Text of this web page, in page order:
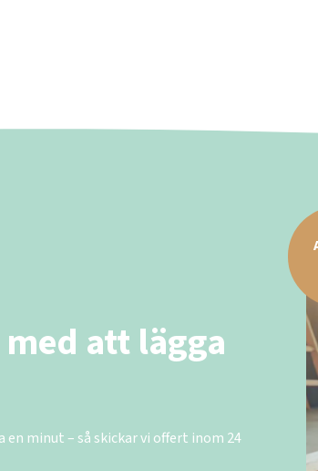
att lägga
en minut – så skickar vi offert inom 24